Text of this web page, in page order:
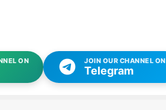
ON JOIN OUR CHANNEL ON
Telegram